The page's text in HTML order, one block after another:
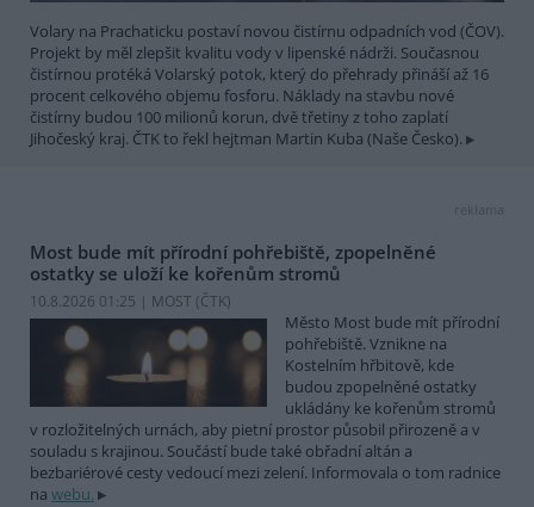
Volary na Prachaticku postaví novou čistírnu odpadních vod (ČOV).
Projekt by měl zlepšit kvalitu vody v lipenské nádrži. Současnou
čistírnou protéká Volarský potok, který do přehrady přináší až 16
procent celkového objemu fosforu. Náklady na stavbu nové
čistírny budou 100 milionů korun, dvě třetiny z toho zaplatí
Jihočeský kraj. ČTK to řekl hejtman Martin Kuba (Naše Česko).
reklama
Most bude mít přírodní pohřebiště, zpopelněné
ostatky se uloží ke kořenům stromů
10.8.2026 01:25 | MOST (ČTK)
Město Most bude mít přírodní
pohřebiště. Vznikne na
Kostelním hřbitově, kde
budou zpopelněné ostatky
ukládány ke kořenům stromů
v rozložitelných urnách, aby pietní prostor působil přirozeně a v
souladu s krajinou. Součástí bude také obřadní altán a
bezbariérové cesty vedoucí mezi zelení. Informovala o tom radnice
na webu.